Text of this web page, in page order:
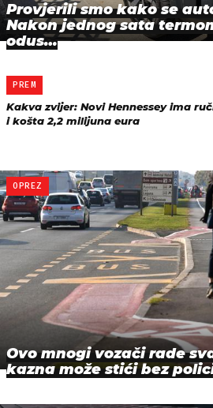
Provjerili smo kako se
Nakon jednog sata
odus…
PREM
Kakva zvijer: Novi Hennessey ima
i košta 2,2 milijuna eura
OPREZ
Ovo mnogi vozači rade
kazna može stići bez